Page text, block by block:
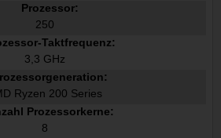
Prozessor:
250
Taktfrequenz:
3,3 GHz
Ryzen 200 Series
Prozessorkerne:
8